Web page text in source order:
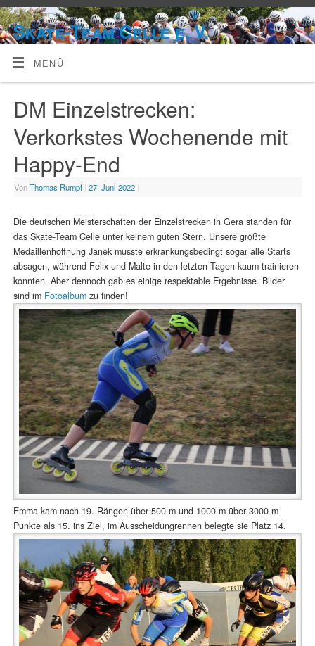
Skate-Team Celle e. V.
MENÜ
DM Einzelstrecken:
Verkorkstes Wochenende mit
Happy-End
VonThomas Rumpf | 27. Juni 2022 |
Die deutschen Meisterschaften der Einzelstrecken in Gera standen für
das Skate-Team Celle unter keinem guten Stern. Unsere größte
Medaillenhoffnung Janek musste erkrankungsbedingt sogar alle Starts
absagen, während Felix und Malte in den letzten Tagen kaum trainieren
konnten. Aber dennoch gab es einige respektable Ergebnisse. Bilder
sind im Fotoalbumzu finden!
Emma kam nach 19. Rängen über 500 m und 1000 m über 3000 m
Punkte als 15. ins Ziel, im Ausscheidungrennen belegte sie Platz 14.